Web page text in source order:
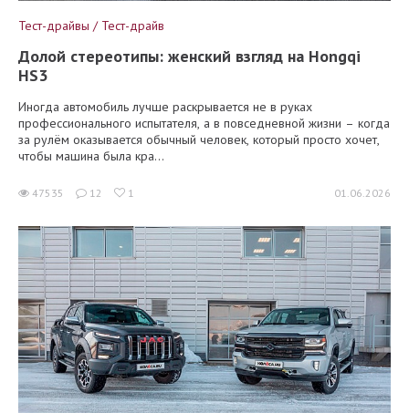
Тест-драйвы / Тест-драйв
Долой стереотипы: женский взгляд на Hongqi
HS3
Иногда автомобиль лучше раскрывается не в руках
профессионального испытателя, а в повседневной жизни – когда
за рулём оказывается обычный человек, который просто хочет,
чтобы машина была кра...
47535 12 1 01.06.2026